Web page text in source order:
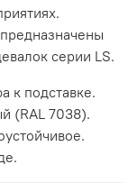
серии LS.
к подставке.
(RAL 7038).